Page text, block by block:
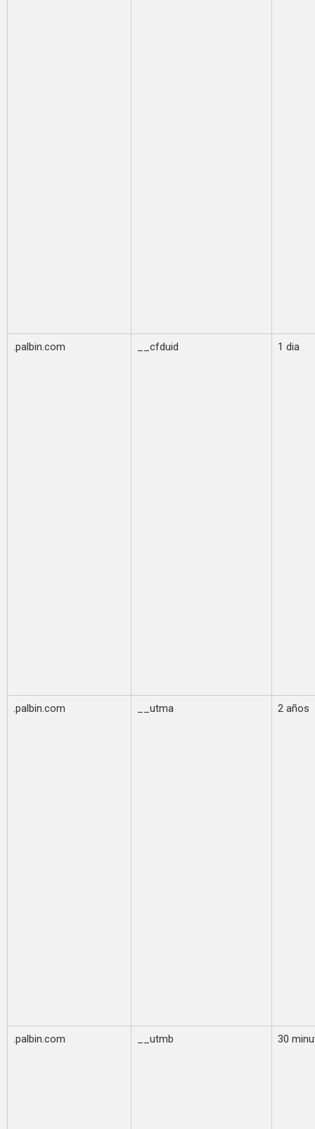
.palbin.com __cfduid 1 dia
.palbin.com __utma 2 años
.palbin.com __utmb 30